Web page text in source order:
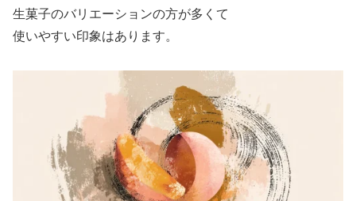
生菓子のバリエーションの方が多くて
使いやすい印象はあります。